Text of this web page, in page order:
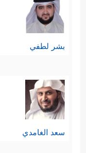
بشر لطفي
سعد الغامدي